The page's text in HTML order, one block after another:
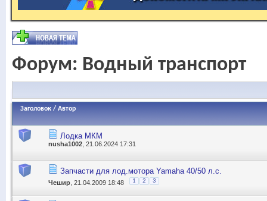
Форум: Водный транспорт
Заголовок / Автор
Лодка МКМ
nusha1002 , 21.06.2024 17:31
Запчасти для лод.мотора Yamaha 40/50 л.с.
Чешир , 21.04.2009 18:48 1 2 3